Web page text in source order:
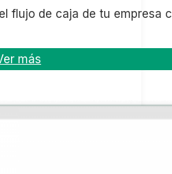
flujo de caja de tu empresa
más